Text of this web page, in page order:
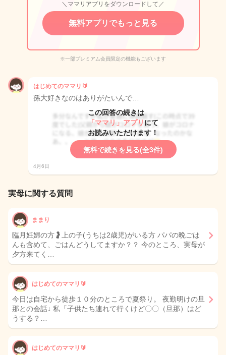
＼ママリアプリをダウンロードして／
無料アプリでもっと見る
※一部プレミアム会員限定の機能もございます
はじめてのママリ🔰
孫大好きなのはありがたいんで…
この回答の続きは
「ママリ」アプリ にて
お読みいただけます！
無料で続きを見る(全3件)
4月6日
実母に関する質問
ままり
臨月妊婦の方🤰上の子(うちは2歳児)がいる方 パパの晩ごは
んも含めて、ごはんどうしてますか？？ 今のところ、実母が
夕方来てく…
はじめてのママリ🔰
今日は自宅から徒歩１０分のところで夏祭り。 夜勤明けの旦
那との会話↓ 私「子供たち連れて行くけど〇〇（旦那）はど
うする？…
はじめてのママリ🔰